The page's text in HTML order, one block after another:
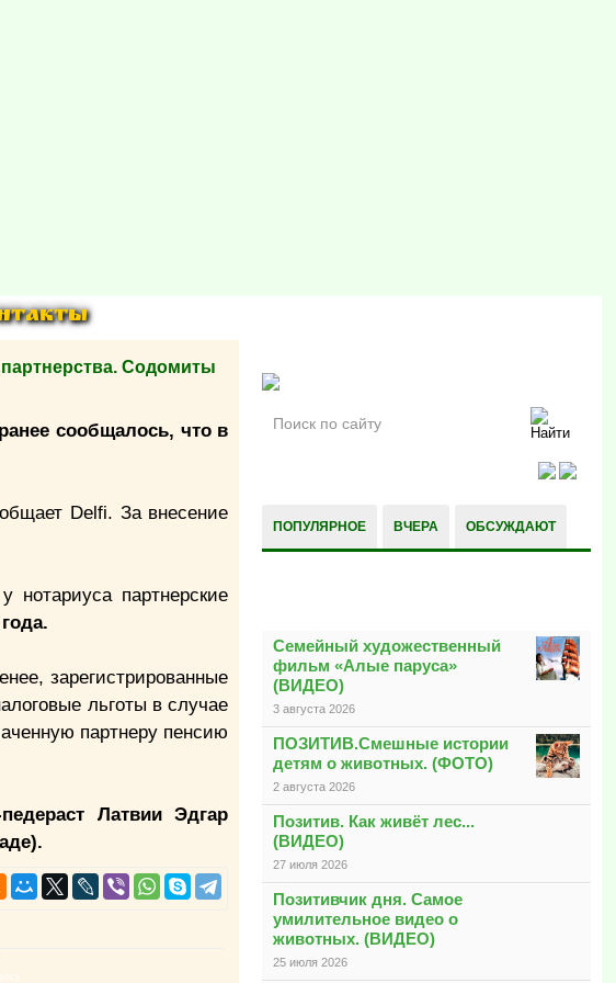
ПОПУЛЯРНОЕ ВЧЕРА ОБСУЖДАЮТ
Семейный художественный
фильм «Алые паруса»
(ВИДЕО)
3 августа 2026
ПОЗИТИВ.Смешные истории
детям о животных. (ФОТО)
2 августа 2026
Позитив. Как живёт лес...
(ВИДЕО)
27 июля 2026
Позитивчик дня. Самое
умилительное видео о
животных. (ВИДЕО)
25 июля 2026
Содомиты
сообщалось, что в
Delfi. За внесение
партнерские
зарегистрированные
льготы в случае
партнеру пенсию
Латвии Эдгар